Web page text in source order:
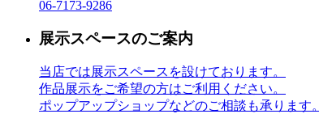
06-7173-9286
展示スペースのご案内
当店では展示スペースを設けております。
作品展示をご希望の方はご利用ください。
ポップアップショップなどのご相談も承ります。